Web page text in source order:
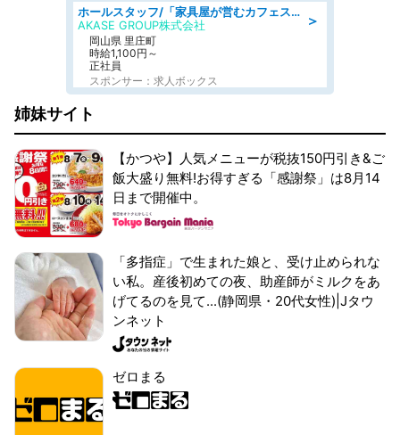
＞
ホールスタッフ/「家具屋が営むカフェスタッフ!」週2日～OK!嬉しいまかない付き/岡山県/浅口郡里庄町
AKASE GROUP株式会社
岡山県 里庄町
時給1,100円～
正社員
スポンサー：求人ボックス
姉妹サイト
【かつや】人気メニューが税抜150円引き&ご
飯大盛り無料!お得すぎる「感謝祭」は8月14
日まで開催中。
「多指症」で生まれた娘と、受け止められな
い私。産後初めての夜、助産師がミルクをあ
げてるのを見て...(静岡県・20代女性)|Jタウ
ンネット
ゼロまる